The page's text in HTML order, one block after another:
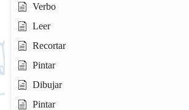
Verbo
Leer
Recortar
Pintar
Dibujar
Pintar